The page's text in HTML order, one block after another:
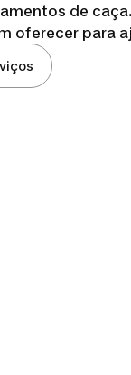
de
oferecer para